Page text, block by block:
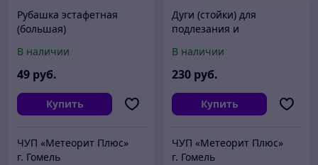
Рубашка эстафетная
(большая)
В наличии
49 руб.
Купить
ЧУП «Метеорит Плюс»
г. Гомель
Дуги (стойки) для
подлезания и
В наличии
230 руб.
Купить
ЧУП «Метеорит Плюс»
г. Гомель